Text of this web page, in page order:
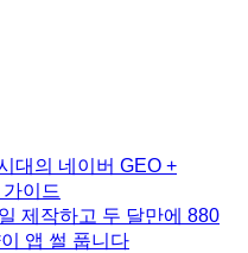
대의 네이버 GEO +
이드
제작하고 두 달만에 880
앱 썰 풉니다